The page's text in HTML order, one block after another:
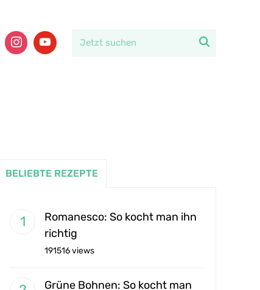

BELIEBTE REZEPTE
Romanesco: So kocht man ihn
richtig
191516 views
Grüne Bohnen: So kocht man